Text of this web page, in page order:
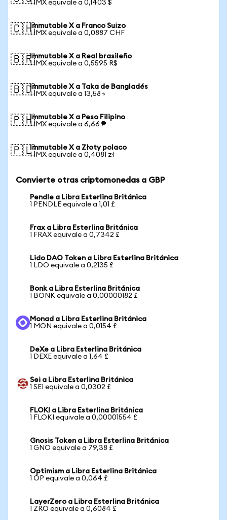
1 IMX equivale a 0,1403 $
🇨🇭Immutable X a Franco Suizo
1 IMX equivale a 0,0887 CHF
🇧🇷Immutable X a Real brasileño
1 IMX equivale a 0,5595 R$
🇧🇩Immutable X a Taka de Bangladés
1 IMX equivale a 13,58 ৳
🇵🇭Immutable X a Peso Filipino
1 IMX equivale a 6,66 ₱
🇵🇱Immutable X a Złoty polaco
1 IMX equivale a 0,4081 zł
Convierte otras criptomonedas a GBP
Pendle a Libra Esterlina Británica
1 PENDLE equivale a 1,01 £
Frax a Libra Esterlina Británica
1 FRAX equivale a 0,7342 £
Lido DAO Token a Libra Esterlina Británica
1 LDO equivale a 0,2135 £
Bonk a Libra Esterlina Británica
1 BONK equivale a 0,00000182 £
Monad a Libra Esterlina Británica
1 MON equivale a 0,0154 £
DeXe a Libra Esterlina Británica
1 DEXE equivale a 1,64 £
Sei a Libra Esterlina Británica
1 SEI equivale a 0,0302 £
FLOKI a Libra Esterlina Británica
1 FLOKI equivale a 0,00001554 £
Gnosis Token a Libra Esterlina Británica
1 GNO equivale a 79,38 £
Optimism a Libra Esterlina Británica
1 OP equivale a 0,064 £
LayerZero a Libra Esterlina Británica
1 ZRO equivale a 0,6084 £